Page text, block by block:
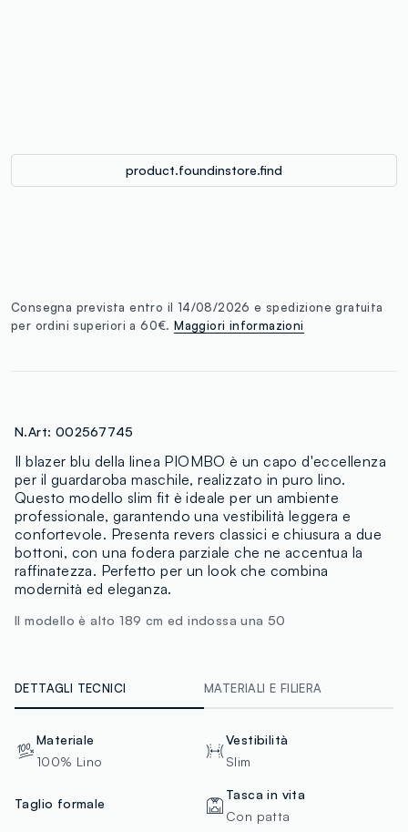
product.foundinstore.find
Consegna prevista entro il 14/08/2026 e spedizione gratuita
per ordini superiori a 60€.Maggiori informazioni
N.Art: 002567745
Il blazer blu della linea PIOMBO è un capo d'eccellenza
per il guardaroba maschile, realizzato in puro lino.
Questo modello slim fit è ideale per un ambiente
professionale, garantendo una vestibilità leggera e
confortevole. Presenta revers classici e chiusura a due
bottoni, con una fodera parziale che ne accentua la
raffinatezza. Perfetto per un look che combina
modernità ed eleganza.
Il modello è alto 189 cm ed indossa una 50
DETTAGLI TECNICI MATERIALI E FILIERA
Materiale
100% Lino
Vestibilità
Slim
Taglio formale
Tasca in vita
Con patta